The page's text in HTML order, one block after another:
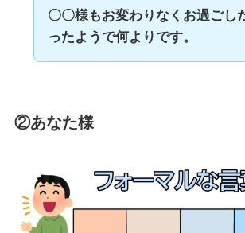
〇〇様もお変わりなくお過ごし
ったようで何よりです。
②あなた様